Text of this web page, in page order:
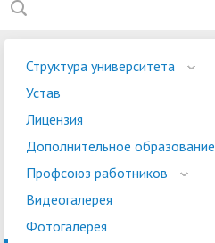
Структура университета
Устав
Лицензия
Дополнительное образование
Профсоюз работников
Видеогалерея
Фотогалерея